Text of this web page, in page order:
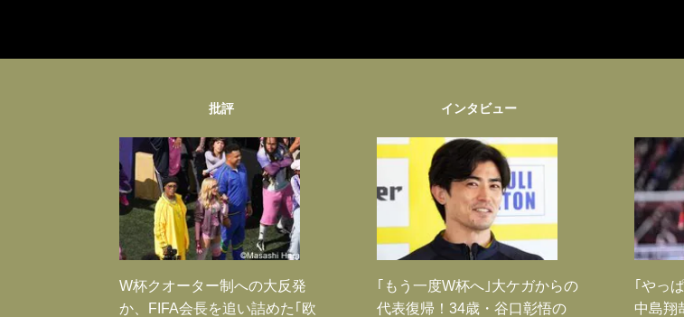
批評
W杯クオーター制への大反発
か、FIFA会長を追い詰めた｢欧
インタビュー
｢もう一度W杯へ｣大ケガからの
代表復帰！34歳・谷口彰悟の
｢やっ
中島翔